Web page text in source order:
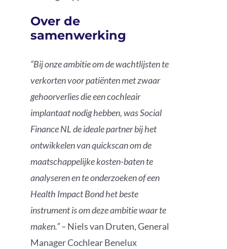
Over de
samenwerking
“Bij onze ambitie om de wachtlijsten te
verkorten voor patiënten met zwaar
gehoorverlies die een cochleair
implantaat nodig hebben, was Social
Finance NL de ideale partner bij het
ontwikkelen van quickscan om de
maatschappelijke kosten-baten te
analyseren en te onderzoeken of een
Health Impact Bond het beste
instrument is om deze ambitie waar te
maken.” – Niels van Druten, General
Manager Cochlear Benelux